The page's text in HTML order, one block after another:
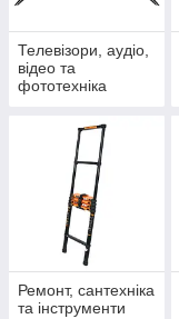
Телевізори, аудіо,
відео та
фототехніка
Ремонт, сантехніка
та інструменти